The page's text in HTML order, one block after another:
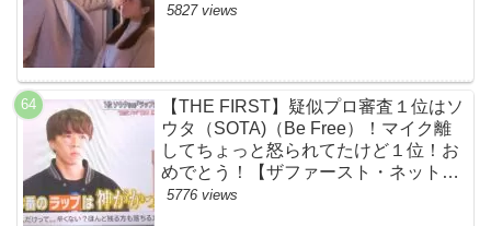
5827 views
【THE FIRST】疑似プロ審査１位はソ
ウタ（SOTA)（Be Free）！マイク離
してちょっと怒られてたけど１位！お
めでとう！【ザファースト・ネットの
ネタバレ感想考察まとめ・スッキリ・
5776 views